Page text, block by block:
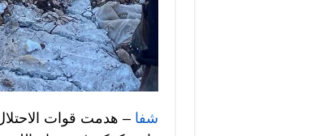
شفا – هدمت قوات